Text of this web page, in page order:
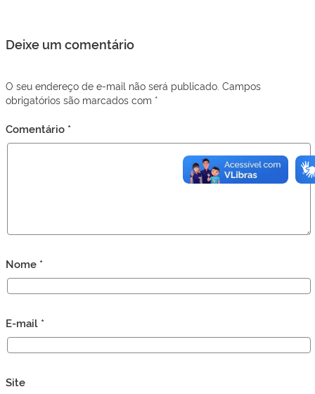
Deixe um comentário
O seu endereço de e-mail não será publicado. Campos
obrigatórios são marcados com *
Comentário *
Nome *
E-mail *
Site